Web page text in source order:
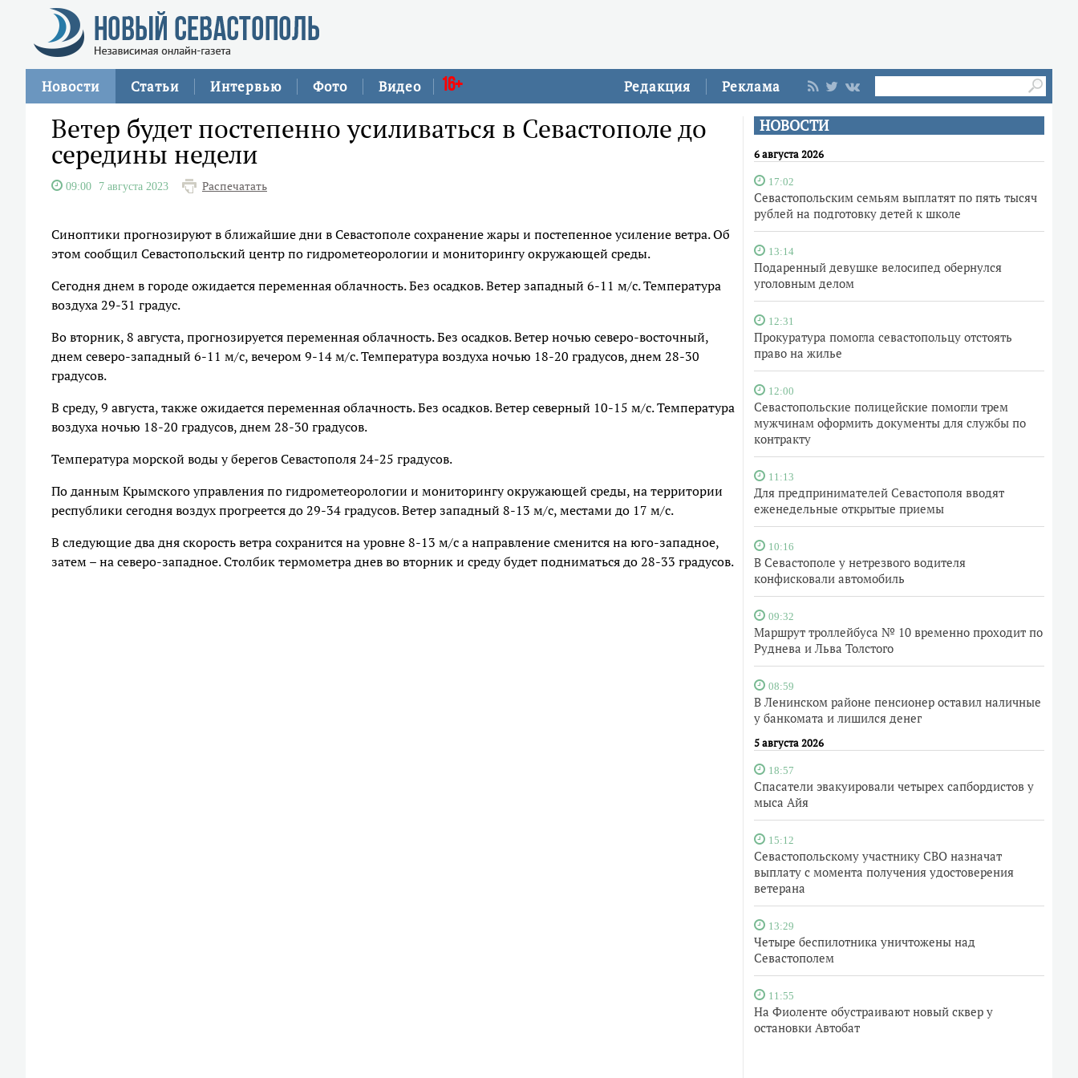
Редакция Реклама
Новости Статьи Интервью Фото Видео 16+
НОВОСТИ
6 августа 2026
17:02
Севастопольским семьям выплатят по пять тысяч
рублей на подготовку детей к школе
13:14
Подаренный девушке велосипед обернулся
уголовным делом
12:31
Прокуратура помогла севастопольцу отстоять
право на жилье
12:00
Севастопольские полицейские помогли трем
мужчинам оформить документы для службы по
контракту
11:13
Для предпринимателей Севастополя вводят
еженедельные открытые приемы
10:16
В Севастополе у нетрезвого водителя
конфисковали автомобиль
09:32
Маршрут троллейбуса № 10 временно проходит по
Руднева и Льва Толстого
08:59
В Ленинском районе пенсионер оставил наличные
у банкомата и лишился денег
5 августа 2026
18:57
Спасатели эвакуировали четырех сапбордистов у
мыса Айя
15:12
Севастопольскому участнику СВО назначат
выплату с момента получения удостоверения
ветерана
13:29
Четыре беспилотника уничтожены над
Севастополем
11:55
На Фиоленте обустраивают новый сквер у
остановки Автобат
Ветер будет постепенно усиливаться в Севастополе до
середины недели
09:00 7 августа 2023 Распечатать
Синоптики прогнозируют в ближайшие дни в Севастополе сохранение жары и постепенное усиление ветра. Об
этом сообщил Севастопольский центр по гидрометеорологии и мониторингу окружающей среды.
Сегодня днем в городе ожидается переменная облачность. Без осадков. Ветер западный 6-11 м/с. Температура
воздуха 29-31 градус.
Во вторник, 8 августа, прогнозируется переменная облачность. Без осадков. Ветер ночью северо-восточный,
днем северо-западный 6-11 м/с, вечером 9-14 м/с. Температура воздуха ночью 18-20 градусов, днем 28-30
градусов.
В среду, 9 августа, также ожидается переменная облачность. Без осадков. Ветер северный 10-15 м/с. Температура
воздуха ночью 18-20 градусов, днем 28-30 градусов.
Температура морской воды у берегов Севастополя 24-25 градусов.
По данным Крымского управления по гидрометеорологии и мониторингу окружающей среды, на территории
республики сегодня воздух прогреется до 29-34 градусов. Ветер западный 8-13 м/с, местами до 17 м/с.
В следующие два дня скорость ветра сохранится на уровне 8-13 м/с а направление сменится на юго-западное,
затем – на северо-западное. Столбик термометра днев во вторник и среду будет подниматься до 28-33 градусов.